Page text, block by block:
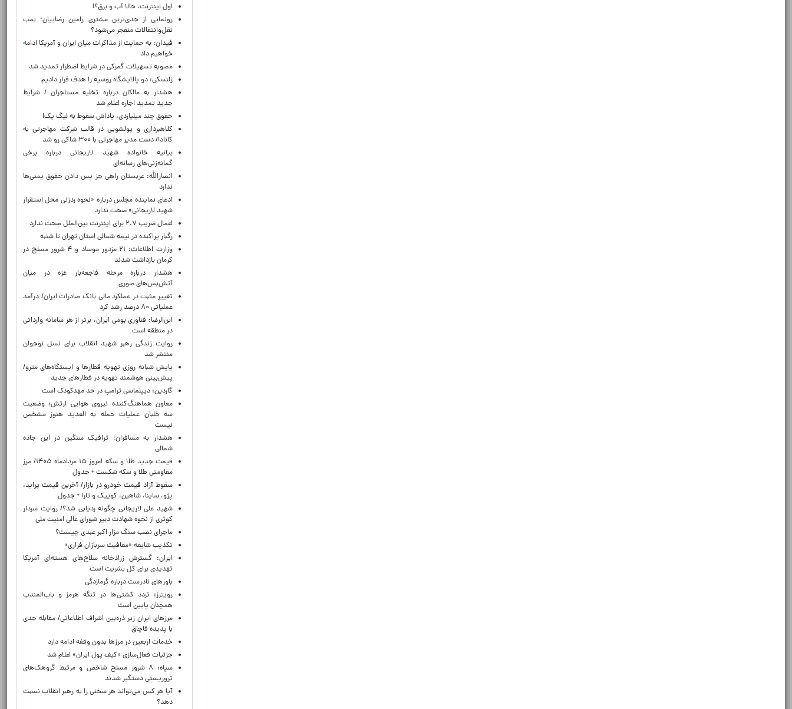
اول اینترنت، حالا آب و برق؟!
رونمایی از جدی‌ترین مشتری رامین رضاییان؛ بمب
نقل‌وانتقالات منفجر می‌شود؟
فیدان: به حمایت از مذاکرات میان ایران و آمریکا ادامه
خواهیم داد
مصوبه تسهیلات گمرکی در شرایط اضطرار تمدید شد
زلنسکی: دو پالایشگاه روسیه را هدف قرار دادیم
هشدار به مالکان درباره تخلیه مستاجران / شرایط
جدید تمدید اجاره اعلام شد
حقوق چند میلیاردی، پاداش سقوط به لیگ یک!
کلاهبرداری و پولشویی در قالب شرکت مهاجرتی به
کانادا/ دست مدیر مهاجرتی با ۳۰۰ شاکی رو شد
بیانیه خانواده شهید لاریجانی درباره برخی
گمانه‌زنی‌های رسانه‌ای
انصارالله: عربستان راهی جز پس دادن حقوق یمنی‌ها
ندارد
ادعای نماینده مجلس درباره «نحوه ردزنی محل استقرار
شهید لاریجانی» صحت ندارد
اعمال ضریب ۲.۷ برای اینترنت بین‌الملل صحت ندارد
رگبار پراکنده در نیمه شمالی استان تهران تا شنبه
وزارت اطلاعات: ۲۱ مزدور موساد و ۴ شرور مسلح در
کرمان بازداشت شدند
هشدار درباره مرحله فاجعه‌بار غزه در میان
آتش‌بس‌های صوری
تغییر مثبت در عملکرد مالی بانک صادرات ایران/ درآمد
عملیاتی ۸۰ درصد رشد کرد
ابن‌الرضا: فناوری بومی ایران، برتر از هر سامانه وارداتی
در منطقه است
روایت زندگی رهبر شهید انقلاب برای نسل نوجوان
منتشر شد
پایش شبانه روزی تهویه قطارها و ایستگاه‌های مترو/
پیش‌بینی هوشمند تهویه در قطارهای جدید
گاردین: دیپلماسی ترامپ در حد مهدکودک است
معاون هماهنگ‌کننده نیروی هوایی ارتش: وضعیت
سه خلبان عملیات حمله به العدید هنوز مشخص
نیست
هشدار به مسافران؛ ترافیک سنگین در این جاده
شمالی
قیمت جدید طلا و سکه امروز ۱۵ مردادماه ۱۴۰۵/ مرز
مقاومتی طلا و سکه شکست + جدول
سقوط آزاد قیمت خودرو در بازار/ آخرین قیمت پراید،
پژو، ساینا، شاهین، کوییک و تارا + جدول
شهید علی لاریجانی چگونه ردیابی شد؟/ روایت سردار
کوثری از نحوه شهادت دبیر شورای عالی امنیت ملی
ماجرای نصب سنگ مزار اکبر عبدی چیست؟
تکذیب شایعه «معافیت سربازان فراری»
ایران: گسترش زرادخانه سلاح‌های هسته‌ای آمریکا
تهدیدی برای کل بشریت است
باورهای نادرست درباره گرمازدگی
رویترز: تردد کشتی‌ها در تنگه هرمز و باب‌المندب
همچنان پایین است
مرزهای ایران زیر ذره‌بین اشراف اطلاعاتی/ مقابله جدی
با پدیده قاچاق
خدمات اربعین در مرزها بدون وقفه ادامه دارد
جزئیات فعال‌سازی «کیف پول ایران» اعلام شد
سپاه: ۸ شرور مسلح شاخص و مرتبط گروهک‌های
تروریستی دستگیر شدند
آیا هر کس می‌تواند هر سخنی را به رهبر انقلاب نسبت
دهد؟